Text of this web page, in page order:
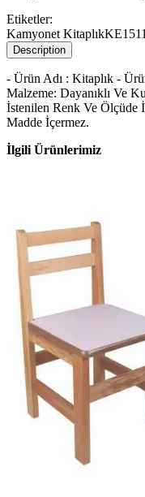
Etiketler:
Kamyonet KitaplıkKE1511
Description
- Ürün Adı : Kitaplık -
Malzeme: Dayanıklı Ve
İstenilen Renk Ve Ölçüde
Madde İçermez.
İlgili Ürünlerimiz